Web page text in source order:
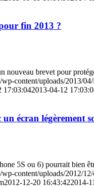
fin 2013 ?
nouveau brevet pour
content/uploads/2013/
17:03:042013-04-12
écran légèrement
5S ou 6) pourrait bien
content/uploads/2012/
2012-12-20 16:43:422014-